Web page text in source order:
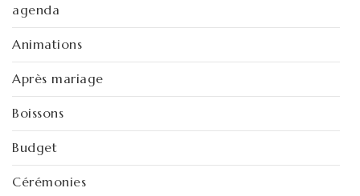
agenda
Animations
Après mariage
Boissons
Budget
Cérémonies